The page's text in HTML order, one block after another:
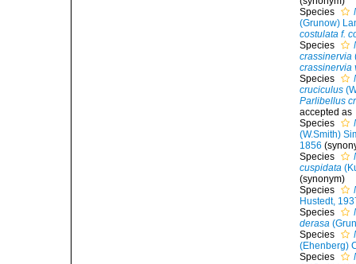
Species
(Grunow)
costulata f.
Species
crassinervia
crassinervia
Species
cruciculus
Parlibellus
accepted as
Species
(W.Smith)
1856
Species
cuspidata
(synonym)
Species
Hustedt,
Species
derasa
Species
(Ehenberg)
Species